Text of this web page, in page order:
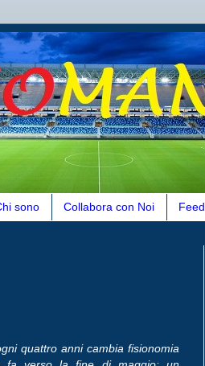
sono Collabora con Noi Feed
quattro anni cambia fisionomia